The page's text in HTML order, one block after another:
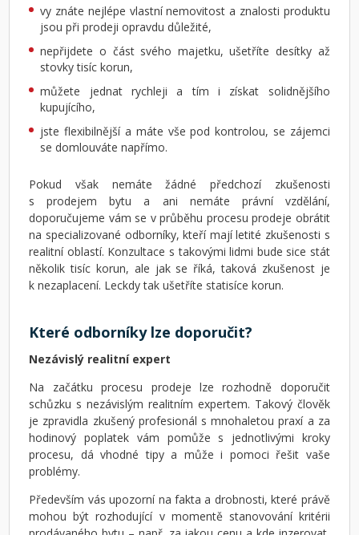
vy znáte nejlépe vlastní nemovitost a znalosti produktu
jsou při prodeji opravdu důležité,
nepřijdete o část svého majetku, ušetříte desítky až
stovky tisíc korun,
můžete jednat rychleji a tím i získat solidnějšího
kupujícího,
jste flexibilnější a máte vše pod kontrolou, se zájemci
se domlouváte napřímo.
Pokud však nemáte žádné předchozí zkušenosti
s prodejem bytu a ani nemáte právní vzdělání,
doporučujeme vám se v průběhu procesu prodeje obrátit
na specializované odborníky, kteří mají letité zkušenosti s
realitní oblastí. Konzultace s takovými lidmi bude sice stát
několik tisíc korun, ale jak se říká, taková zkušenost je
k nezaplacení. Leckdy tak ušetříte statisíce korun.
Které odborníky lze doporučit?
Nezávislý realitní expert
Na začátku procesu prodeje lze rozhodně doporučit
schůzku s nezávislým realitním expertem. Takový člověk
je zpravidla zkušený profesionál s mnohaletou praxí a za
hodinový poplatek vám pomůže s jednotlivými kroky
procesu, dá vhodné tipy a může i pomoci řešit vaše
problémy.
Především vás upozorní na fakta a drobnosti, které právě
mohou být rozhodující v momentě stanovování kritérii